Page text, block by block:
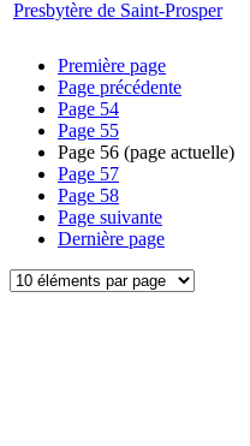
Presbytère de Saint-Prosper
Première page
Page précédente
Page 54
Page 55
Page 56 (page actuelle)
Page 57
Page 58
Page suivante
Dernière page